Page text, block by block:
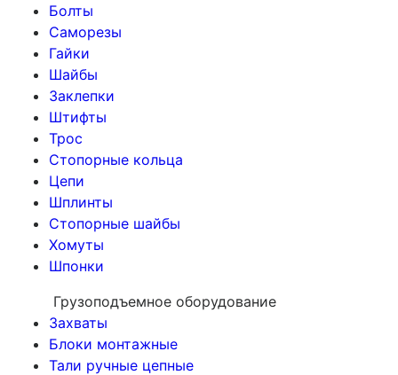
Болты
Саморезы
Гайки
Шайбы
Заклепки
Штифты
Трос
Стопорные кольца
Цепи
Шплинты
Стопорные шайбы
Хомуты
Шпонки
Грузоподъемное оборудование
Захваты
Блоки монтажные
Тали ручные цепные